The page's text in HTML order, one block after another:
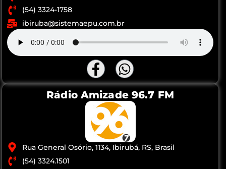
(54) 3324-1758
ibiruba@sistemaepu.com.br
Rádio Amizade 96.7 FM
Rua General Osório, 1134, Ibirubá, RS, Brasil
(54) 3324.1501